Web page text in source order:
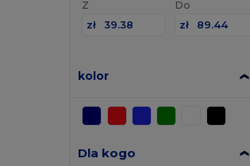
Z
zł
Do
zł
kolor
Dla kogo